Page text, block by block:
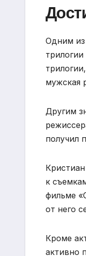
Одним из
мужская
Другим
получил
к
фильме
от него
Кроме
активно